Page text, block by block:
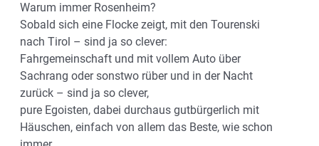
Warum immer Rosenheim?
Sobald sich eine Flocke zeigt, mit den Tourenski
nach Tirol – sind ja so clever:
Fahrgemeinschaft und mit vollem Auto über
Sachrang oder sonstwo rüber und in der Nacht
zurück – sind ja so clever,
pure Egoisten, dabei durchaus gutbürgerlich mit
Häuschen, einfach von allem das Beste, wie schon